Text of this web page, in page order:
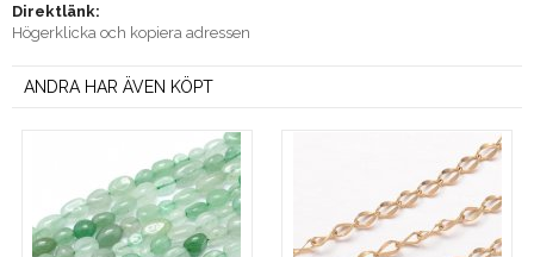
Direktlänk:
Högerklicka och kopiera adressen
ANDRA HAR ÄVEN KÖPT